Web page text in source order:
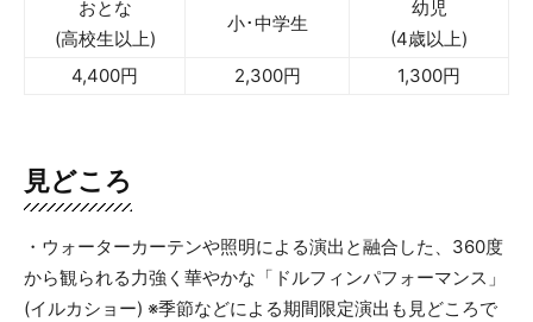
おとな
(高校生以上)
小･中学生
幼児
(4歳以上)
4,400円
2,300円 1,300円
見どころ
・ウォーターカーテンや照明による演出と融合した、360度
から観られる力強く華やかな「ドルフィンパフォーマンス」
(イルカショー) ※季節などによる期間限定演出も見どころで